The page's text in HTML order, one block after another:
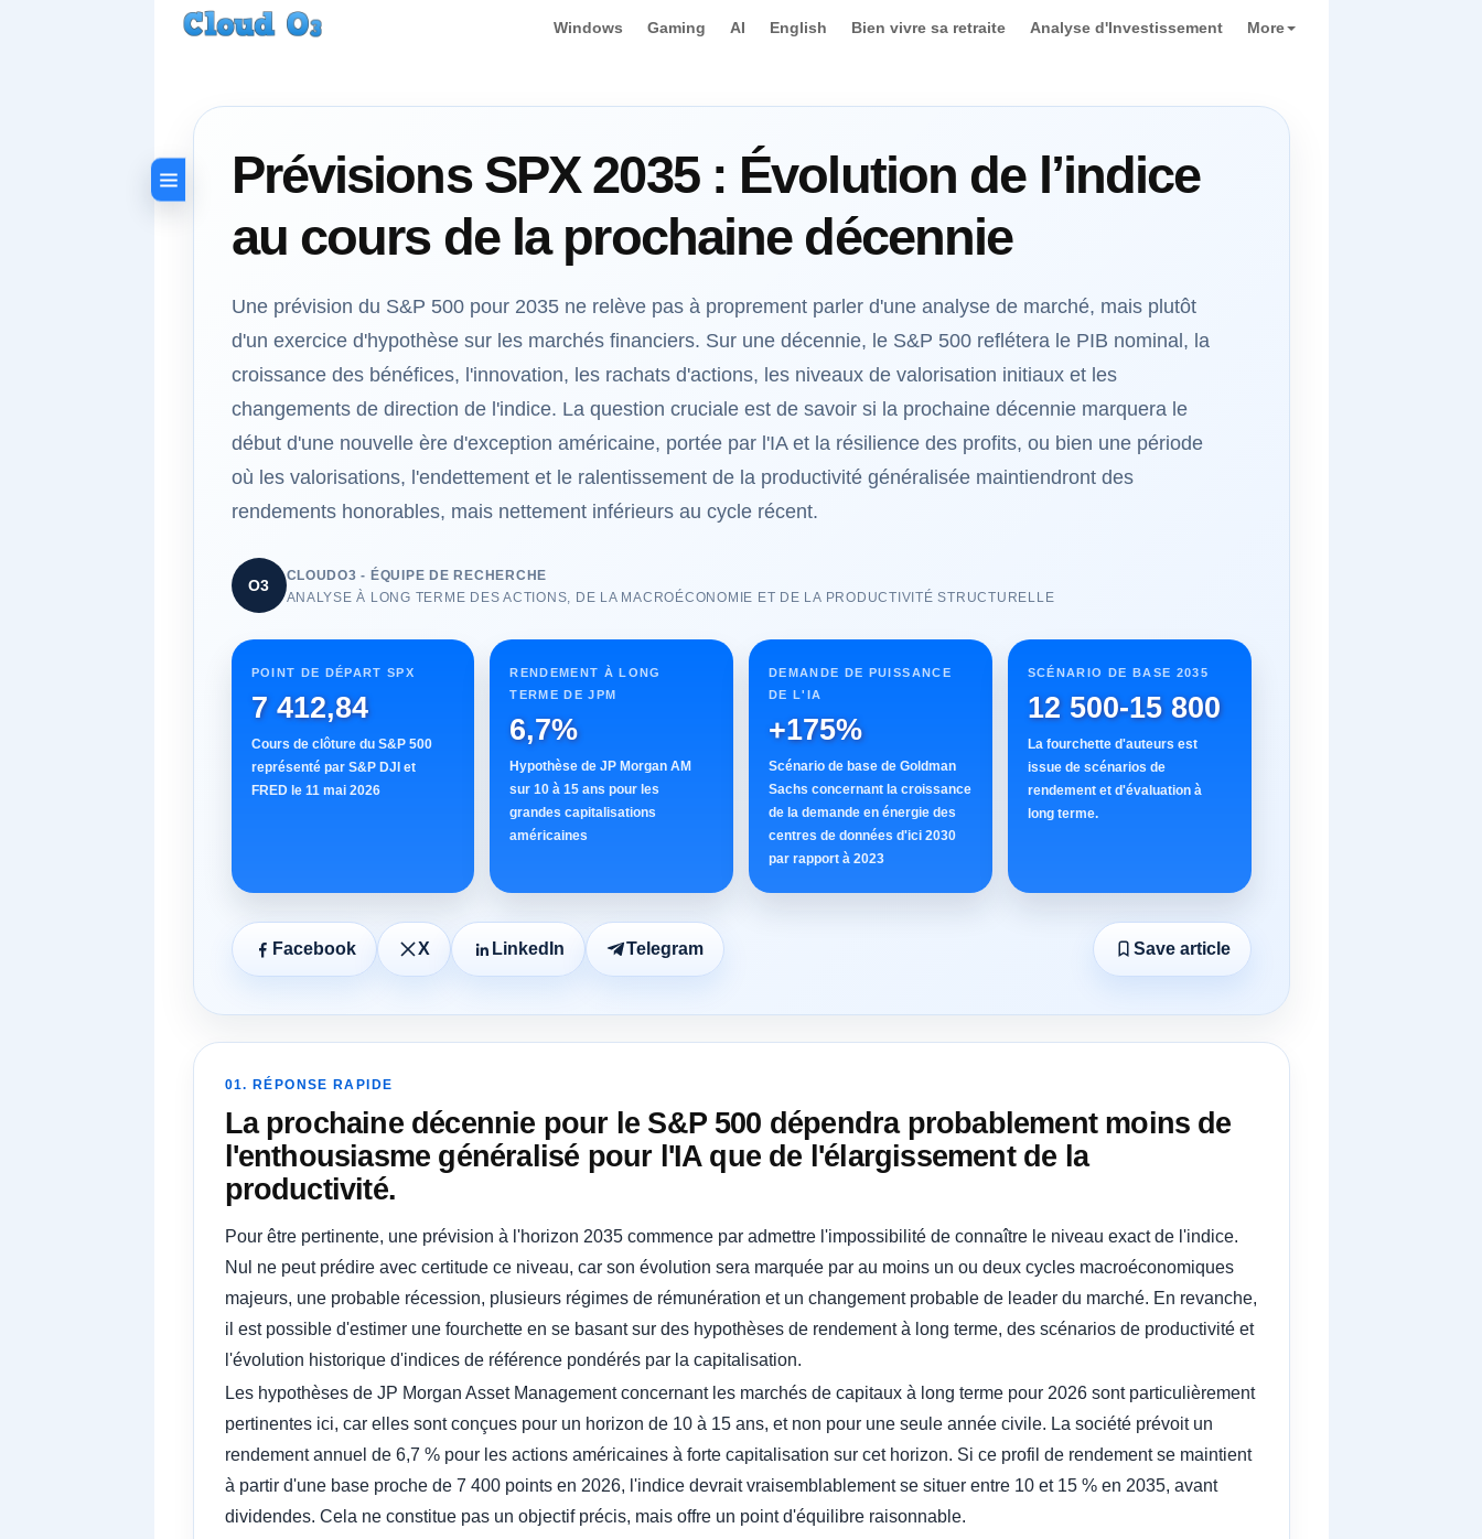
Windows Gaming AI English Bien vivre sa retraite Analyse d'Investissement More
Prévisions SPX 2035 : Évolution de l’indice
au cours de la prochaine décennie
Une prévision du S&P 500 pour 2035 ne relève pas à proprement parler d'une analyse de marché, mais plutôt
d'un exercice d'hypothèse sur les marchés financiers. Sur une décennie, le S&P 500 reflétera le PIB nominal, la
croissance des bénéfices, l'innovation, les rachats d'actions, les niveaux de valorisation initiaux et les
changements de direction de l'indice. La question cruciale est de savoir si la prochaine décennie marquera le
début d'une nouvelle ère d'exception américaine, portée par l'IA et la résilience des profits, ou bien une période
où les valorisations, l'endettement et le ralentissement de la productivité généralisée maintiendront des
rendements honorables, mais nettement inférieurs au cycle récent.
O3
CLOUDO3 - ÉQUIPE DE RECHERCHE
ANALYSE À LONG TERME DES ACTIONS, DE LA MACROÉCONOMIE ET DE LA PRODUCTIVITÉ STRUCTURELLE
POINT DE DÉPART SPX
7 412,84
Cours de clôture du S&P 500
représenté par S&P DJI et
FRED le 11 mai 2026
RENDEMENT À LONG
TERME DE JPM
6,7%
Hypothèse de JP Morgan AM
sur 10 à 15 ans pour les
grandes capitalisations
américaines
DEMANDE DE PUISSANCE
DE L'IA
+175%
Scénario de base de Goldman
Sachs concernant la croissance
de la demande en énergie des
centres de données d'ici 2030
par rapport à 2023
SCÉNARIO DE BASE 2035
12 500-15 800
La fourchette d'auteurs est
issue de scénarios de
rendement et d'évaluation à
long terme.
Facebook X LinkedIn Telegram Save article
01. RÉPONSE RAPIDE
La prochaine décennie pour le S&P 500 dépendra probablement moins de
l'enthousiasme généralisé pour l'IA que de l'élargissement de la
productivité.
Pour être pertinente, une prévision à l'horizon 2035 commence par admettre l'impossibilité de connaître le niveau exact de l'indice.
Nul ne peut prédire avec certitude ce niveau, car son évolution sera marquée par au moins un ou deux cycles macroéconomiques
majeurs, une probable récession, plusieurs régimes de rémunération et un changement probable de leader du marché. En revanche,
il est possible d'estimer une fourchette en se basant sur des hypothèses de rendement à long terme, des scénarios de productivité et
l'évolution historique d'indices de référence pondérés par la capitalisation.
Les hypothèses de JP Morgan Asset Management concernant les marchés de capitaux à long terme pour 2026 sont particulièrement
pertinentes ici, car elles sont conçues pour un horizon de 10 à 15 ans, et non pour une seule année civile. La société prévoit un
rendement annuel de 6,7 % pour les actions américaines à forte capitalisation sur cet horizon. Si ce profil de rendement se maintient
à partir d'une base proche de 7 400 points en 2026, l'indice devrait vraisemblablement se situer entre 10 et 15 % en 2035, avant
dividendes. Cela ne constitue pas un objectif précis, mais offre un point d'équilibre raisonnable.